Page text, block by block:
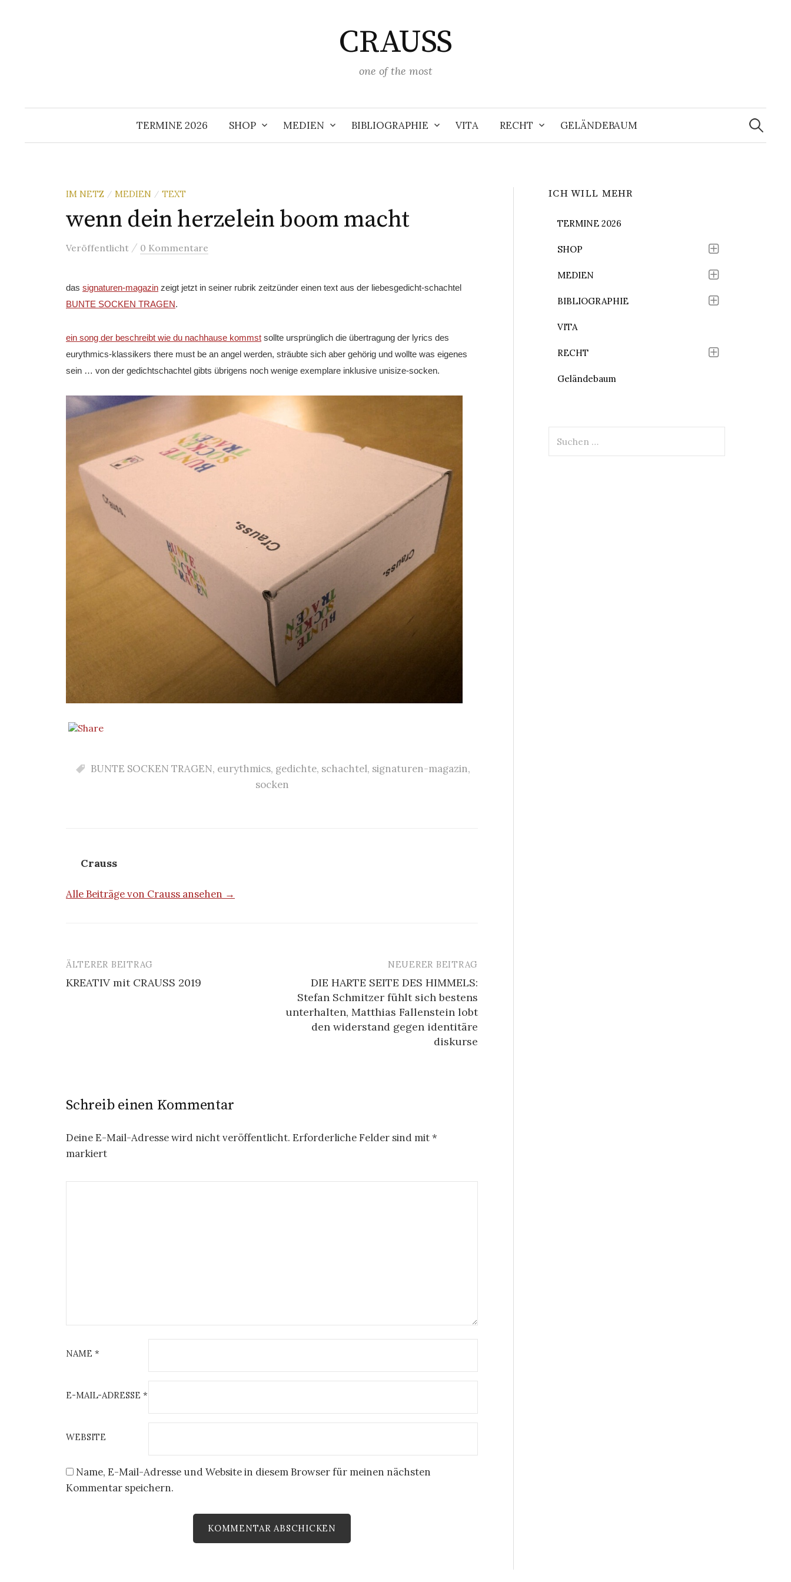
CRAUSS
one of the most
TERMINE 2026 SHOP MEDIEN BIBLIOGRAPHIE VITA RECHT GELÄNDEBAUM
Suchen
nach:
IM NETZ / MEDIEN / TEXT
wenn dein herzelein boom macht
Veröffentlicht / 0 Kommentare
das signaturen-magazin zeigt jetzt in seiner rubrik zeitzünder einen text aus der liebesgedicht-schachtel
BUNTE SOCKEN TRAGEN.
ein song der beschreibt wie du nachhause kommst sollte ursprünglich die übertragung der lyrics des
eurythmics-klassikers there must be an angel werden, sträubte sich aber gehörig und wollte was eigenes
sein … von der gedichtschachtel gibts übrigens noch wenige exemplare inklusive unisize-socken.
BUNTE SOCKEN TRAGEN, eurythmics, gedichte, schachtel, signaturen-magazin,
socken
Crauss
Alle Beiträge von Crauss ansehen →
Beitrags-
Navigation
ÄLTERER BEITRAG
KREATIV mit CRAUSS 2019
NEUERER BEITRAG
DIE HARTE SEITE DES HIMMELS:
Stefan Schmitzer fühlt sich bestens
unterhalten, Matthias Fallenstein lobt
den widerstand gegen identitäre
diskurse
Schreib einen Kommentar
Deine E-Mail-Adresse wird nicht veröffentlicht. Erforderliche Felder sind mit*
markiert
NAME *
E-MAIL-ADRESSE *
WEBSITE
Name, E-Mail-Adresse und Website in diesem Browser für meinen nächsten
Kommentar speichern.
ICH WILL MEHR
TERMINE 2026
SHOP
MEDIEN
BIBLIOGRAPHIE
VITA
RECHT
Geländebaum
nach: